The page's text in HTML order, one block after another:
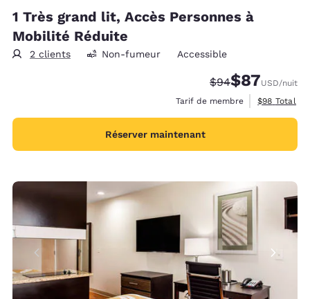
1 Très grand lit, Accès Personnes à
Mobilité Réduite
2 clients Non-fumeur Accessible
Tarif barré :
$94Tarif réduit :
$87USD/nuit
Tarif de membre
Afficher les
$98 Total
Réserver maintenant